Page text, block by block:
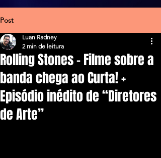
Post
Rolling Stones – Filme sobre a
banda chega ao Curta! +
Episódio inédito de “Diretores
de Arte”
Luan Radney
2 min de leitura